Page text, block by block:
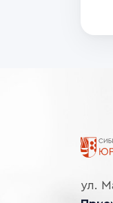
ул.